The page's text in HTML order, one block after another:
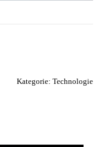
Kategorie: Technologie